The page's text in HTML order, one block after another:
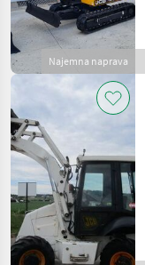
Najemna naprava